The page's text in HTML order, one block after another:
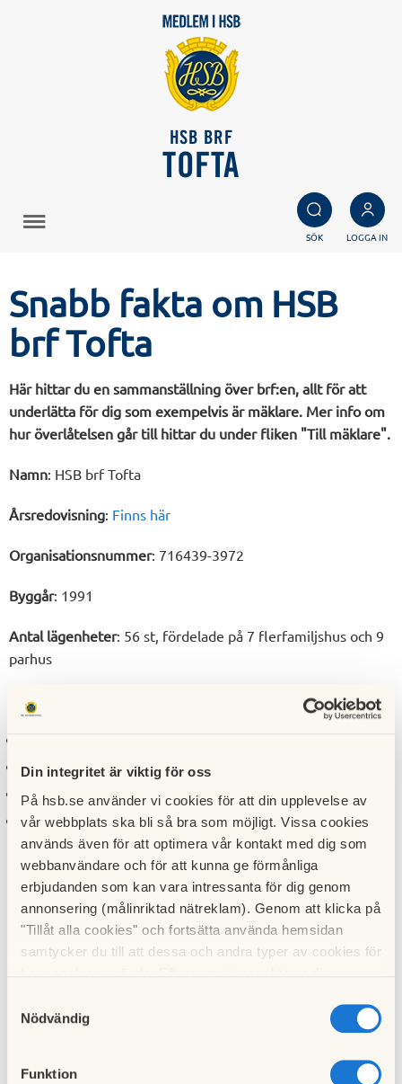
Din integritet är viktig för oss
På hsb.se använder vi cookies för att din upplevelse av
vår webbplats ska bli så bra som möjligt. Vissa cookies
används även för att optimera vår kontakt med dig som
webbanvändare och för att kunna ge förmånliga
erbjudanden som kan vara intressanta för dig genom
annonsering (målinriktad nätreklam). Genom att klicka på
"Tillåt alla cookies" och fortsätta använda hemsidan
samtycker du till att dessa och andra typer av cookies för
cookies och välja att endast tillåta ett urval.
Nödvändig
Funktion
HSB BRF
TOFTA
SÖK LOGGA IN
Snabb fakta om HSB
brf Tofta
Här hittar du en sammanställning över brf:en, allt för att
underlätta för dig som exempelvis är mäklare. Mer info om
hur överlåtelsen går till hittar du under fliken "Till mäklare".
Namn: HSB brf Tofta
Årsredovisning: Finns här
Organisationsnummer: 716439-3972
Byggår: 1991
Antal lägenheter: 56 st, fördelade på 7 flerfamiljshus och 9
parhus
Lägenheter fördelar sig enligt följande
3 rum och kök: 26 lägenheter
4 rum och kök: 14 lägenheter
5 rum och kök: 4 lägenheter
Antal lokaler: 1
Föreningen tillåter delat ägande:
Föreningen tillåter juridisk person som köpare:
fastigheterna